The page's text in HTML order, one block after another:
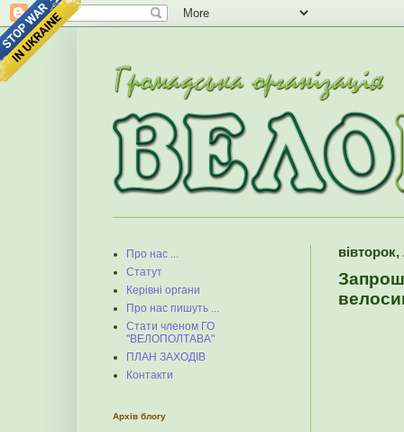
вівторок,
Про нас ...
Статут
Керівні органи
Про нас пишуть ...
Стати членом ГО
"ВЕЛОПОЛТАВА"
ПЛАН ЗАХОДІВ
Контакти
Архів блогу